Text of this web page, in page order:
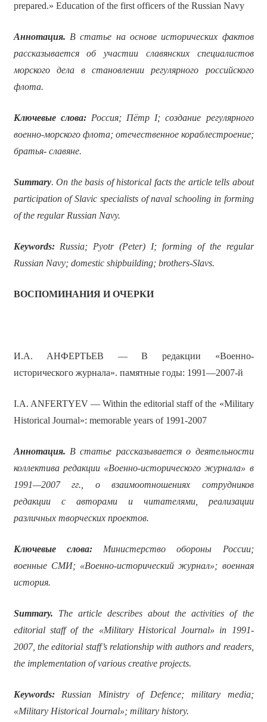
prepared.» Education of the first officers of the Russian Navy
Аннотация. В статье на основе исторических фактов
рассказывается об участии славянских специалистов
морского дела в становлении регулярного российского
флота.
Ключевые слова:Россия; Пётр I; создание регулярного
военно-морского флота; отечественное кораблестроение;
братья- славяне.
Summary. On the basis of historical facts the article tells about
participation of Slavic specialists of naval schooling in forming
of the regular Russian Navy.
Keywords:Russia; Pyotr (Peter) I; forming of the regular
Russian Navy; domestic shipbuilding; brothers-Slavs.
ВОСПОМИНАНИЯ И ОЧЕРКИ
И.А. АНФЕРТЬЕВ — В редакции «Военно-
исторического журнала». памятные годы: 1991—2007-й
I.A. ANFERTYEV — Within the editorial staff of the «Military
Historical Journal»: memorable years of 1991-2007
Аннотация. В статье рассказывается о деятельности
коллектива редакции «Военно-исторического журнала» в
1991—2007 гг., о взаимоотношениях сотрудников
редакции с авторами и читателями, реализации
различных творческих проектов.
Ключевые слова:Министерство обороны России;
военные СМИ; «Военно-исторический журнал»; военная
история.
Summary. The article describes about the activities of the
editorial staff of the «Military Historical Journal» in 1991-
2007, the editorial staff’s relationship with authors and readers,
the implementation of various creative projects.
Keywords:Russian Ministry of Defence; military media;
«Military Historical Journal»; military history.